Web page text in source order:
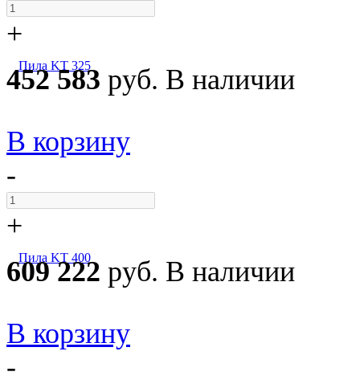
+
Пила KT 325
452 583 руб. В наличии
В корзину
-
+
Пила KT 400
609 222 руб. В наличии
В корзину
-